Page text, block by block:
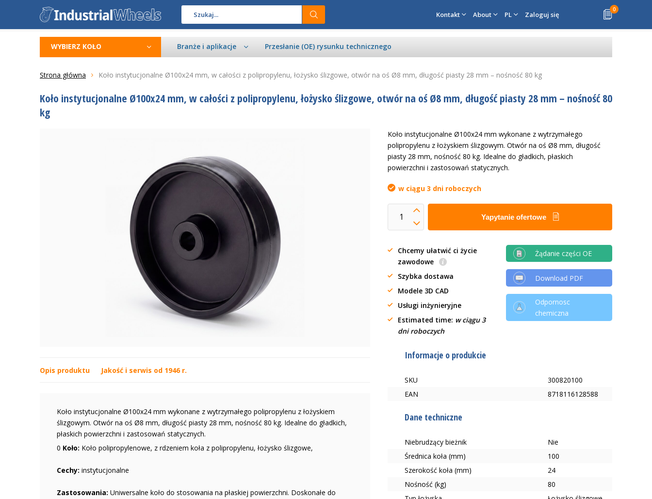
Kontakt About PL Zaloguj się
0
WYBIERZ KOŁO Branże i aplikacje Przesłanie (OE) rysunku technicznego
Strona główna Koło instytucjonalne Ø100x24 mm, w całości z polipropylenu, łożysko ślizgowe, otwór na oś Ø8 mm, długość piasty 28 mm – nośność 80 kg
Koło instytucjonalne Ø100x24 mm, w całości z polipropylenu, łożysko ślizgowe, otwór na oś Ø8 mm, długość piasty 28 mm – nośność 80
kg
Opis produktu Jakość i serwis od 1946 r.
Koło instytucjonalne Ø100x24 mm wykonane z wytrzymałego polipropylenu z łożyskiem
ślizgowym. Otwór na oś Ø8 mm, długość piasty 28 mm, nośność 80 kg. Idealne do gładkich,
płaskich powierzchni i zastosowań statycznych.
0 Koło: Koło polipropylenowe, z rdzeniem koła z polipropylenu, łożysko ślizgowe,
Cechy: instytucjonalne
Zastosowania: Uniwersalne koło do stosowania na płaskiej powierzchni. Doskonałe do
Koło instytucjonalne Ø100x24 mm wykonane z wytrzymałego
polipropylenu z łożyskiem ślizgowym. Otwór na oś Ø8 mm, długość
piasty 28 mm, nośność 80 kg. Idealne do gładkich, płaskich
powierzchni i zastosowań statycznych.
w ciągu 3 dni roboczych
Yapytanie ofertowe
Chcemy ułatwić ci życie
zawodowe
Szybka dostawa
Modele 3D CAD
Usługi inżynieryjne
Estimated time: w ciągu 3
dni roboczych
Żądanie części OE
Download PDF
Odpornosc
chemiczna
Informacje o produkcie
SKU
300820100
EAN
8718116128588
Dane techniczne
Niebrudzący bieżnik
Nie
Średnica koła (mm)
100
Szerokość koła (mm)
24
Nośność (kg)
80